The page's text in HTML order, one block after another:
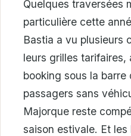
Quelques traversées
particulière cette
Bastia a vu plusieurs
leurs grilles
booking sous la
passagers sans
Majorque reste
saison estivale. Et les